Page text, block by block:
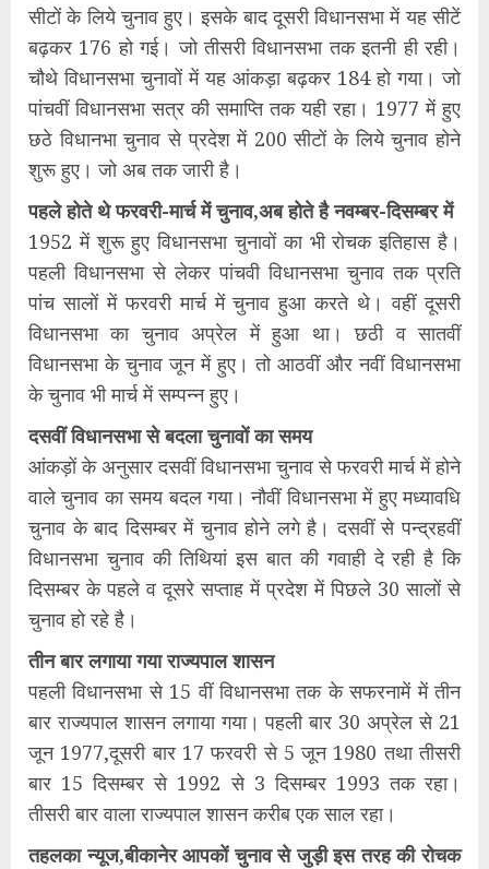
सीटों के लिये चुनाव हुए। इसके बाद दूसरी विधानसभा में यह सीटें
बढ़कर 176 हो गई। जो तीसरी विधानसभा तक इतनी ही रही।
चौथे विधानसभा चुनावों में यह आंकड़ा बढ़कर 184 हो गया। जो
पांचवीं विधानसभा सत्र की समाप्ति तक यही रहा। 1977 में हुए
छठे विधानभा चुनाव से प्रदेश में 200 सीटों के लिये चुनाव होने
शुरू हुए। जो अब तक जारी है।
पहले होते थे फरवरी-मार्च में चुनाव,अब होते है नवम्बर-दिसम्बर में
1952 में शुरू हुए विधानसभा चुनावों का भी रोचक इतिहास है।
पहली विधानसभा से लेकर पांचवी विधानसभा चुनाव तक प्रति
पांच सालों में फरवरी मार्च में चुनाव हुआ करते थे। वहीं दूसरी
विधानसभा का चुनाव अप्रेल में हुआ था। छठी व सातवीं
विधानसभा के चुनाव जून में हुए। तो आठवीं और नवीं विधानसभा
के चुनाव भी मार्च में सम्पन्न हुए।
दसवीं विधानसभा से बदला चुनावों का समय
आंकड़ों के अनुसार दसवीं विधानसभा चुनाव से फरवरी मार्च में होने
वाले चुनाव का समय बदल गया। नौवीं विधानसभा में हुए मध्यावधि
चुनाव के बाद दिसम्बर में चुनाव होने लगे है। दसवीं से पन्द्रहवीं
विधानसभा चुनाव की तिथियां इस बात की गवाही दे रही है कि
दिसम्बर के पहले व दूसरे सप्ताह में प्रदेश में पिछले 30 सालों से
चुनाव हो रहे है।
तीन बार लगाया गया राज्यपाल शासन
पहली विधानसभा से 15 वीं विधानसभा तक के सफरनामें में तीन
बार राज्यपाल शासन लगाया गया। पहली बार 30 अप्रेल से 21
जून 1977,दूसरी बार 17 फरवरी से 5 जून 1980 तथा तीसरी
बार 15 दिसम्बर से 1992 से 3 दिसम्बर 1993 तक रहा।
तीसरी बार वाला राज्यपाल शासन करीब एक साल रहा।
तहलका न्यूज,बीकानेर आपकों चुनाव से जुड़ी इस तरह की रोचक